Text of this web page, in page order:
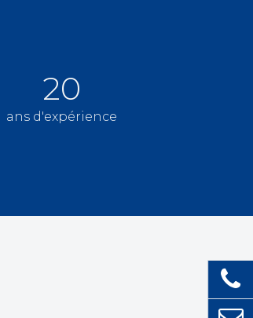
20
ans d'expérience